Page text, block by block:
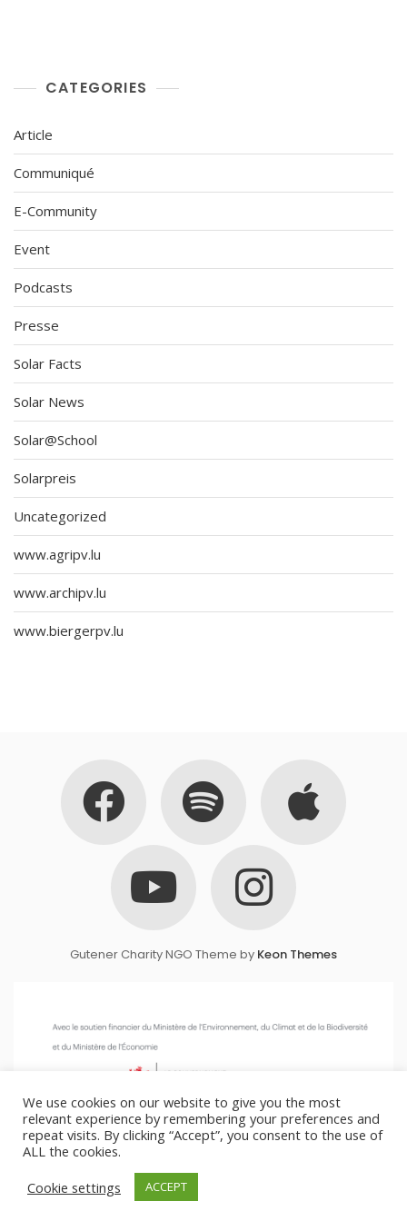
CATEGORIES
Article
Communiqué
E-Community
Event
Podcasts
Presse
Solar Facts
Solar News
Solar@School
Solarpreis
Uncategorized
www.agripv.lu
www.archipv.lu
www.biergerpv.lu
Gutener Charity NGO Theme by Keon Themes
We use cookies on our website to give you the most
relevant experience by remembering your preferences and
repeat visits. By clicking “Accept”, you consent to the use of
ALL the cookies.
Cookie settings
ACCEPT